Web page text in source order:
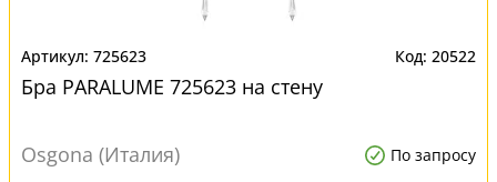
725623 20522
Бра PARALUME 725623 на стену
Osgona (Италия) По запросу